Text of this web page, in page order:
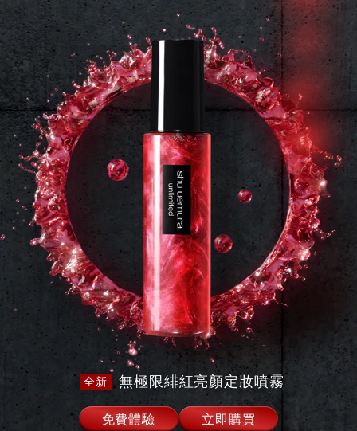
全新 無極限緋紅亮顏定妝噴霧
免費體驗 立即購買